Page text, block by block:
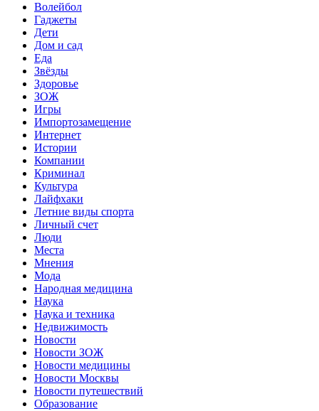
Волейбол
Гаджеты
Дети
Дом и сад
Еда
Звёзды
Здоровье
ЗОЖ
Игры
Импортозамещение
Интернет
Истории
Компании
Криминал
Культура
Лайфхаки
Летние виды спорта
Личный счет
Люди
Места
Мнения
Мода
Народная медицина
Наука
Наука и техника
Недвижимость
Новости
Новости ЗОЖ
Новости медицины
Новости Москвы
Новости путешествий
Образование